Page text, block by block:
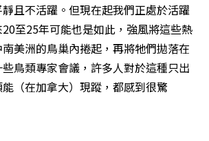
且不活躍。但現在起我們正處於活躍
至25年可能也是如此，強風將這些熱
美洲的鳥巢內捲起，再將牠們拋落在
鳥類專家會議，許多人對於這種只出
（在加拿大）現蹤，都感到很驚